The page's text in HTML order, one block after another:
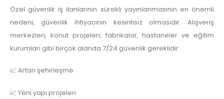
Özel güvenlik iş ilanlarının sürekli yayınlanmasının en önemli
nedeni, güvenlik ihtiyacının kesintisiz olmasıdır. Alışveriş
merkezleri, konut projeleri, fabrikalar, hastaneler ve eğitim
kurumları gibi birçok alanda 7/24 güvenlik gereklidir.
📈 Artan şehirleşme
📈 Yeni yapı projeleri